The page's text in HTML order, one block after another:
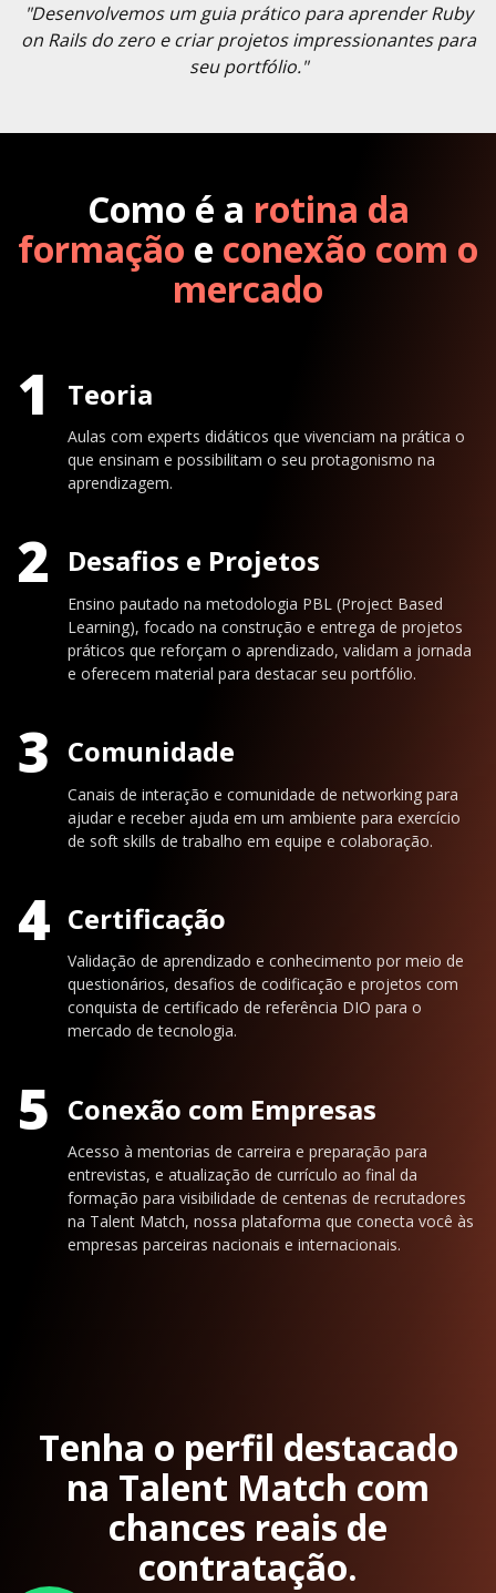
"Desenvolvemos um guia prático para aprender Ruby
on Rails do zero e criar projetos impressionantes para
seu portfólio."
Como é a rotina da
formação e conexão com o
mercado
1 Teoria
Aulas com experts didáticos que vivenciam na prática o
que ensinam e possibilitam o seu protagonismo na
aprendizagem.
2 Desafios e Projetos
Ensino pautado na metodologia PBL (Project Based
Learning), focado na construção e entrega de projetos
práticos que reforçam o aprendizado, validam a jornada
e oferecem material para destacar seu portfólio.
3 Comunidade
Canais de interação e comunidade de networking para
ajudar e receber ajuda em um ambiente para exercício
de soft skills de trabalho em equipe e colaboração.
4 Certificação
Validação de aprendizado e conhecimento por meio de
questionários, desafios de codificação e projetos com
conquista de certificado de referência DIO para o
mercado de tecnologia.
5 Conexão com Empresas
Acesso à mentorias de carreira e preparação para
entrevistas, e atualização de currículo ao final da
formação para visibilidade de centenas de recrutadores
na Talent Match, nossa plataforma que conecta você às
empresas parceiras nacionais e internacionais.
Tenha o perfil destacado
na Talent Match com
chances reais de
contratação.